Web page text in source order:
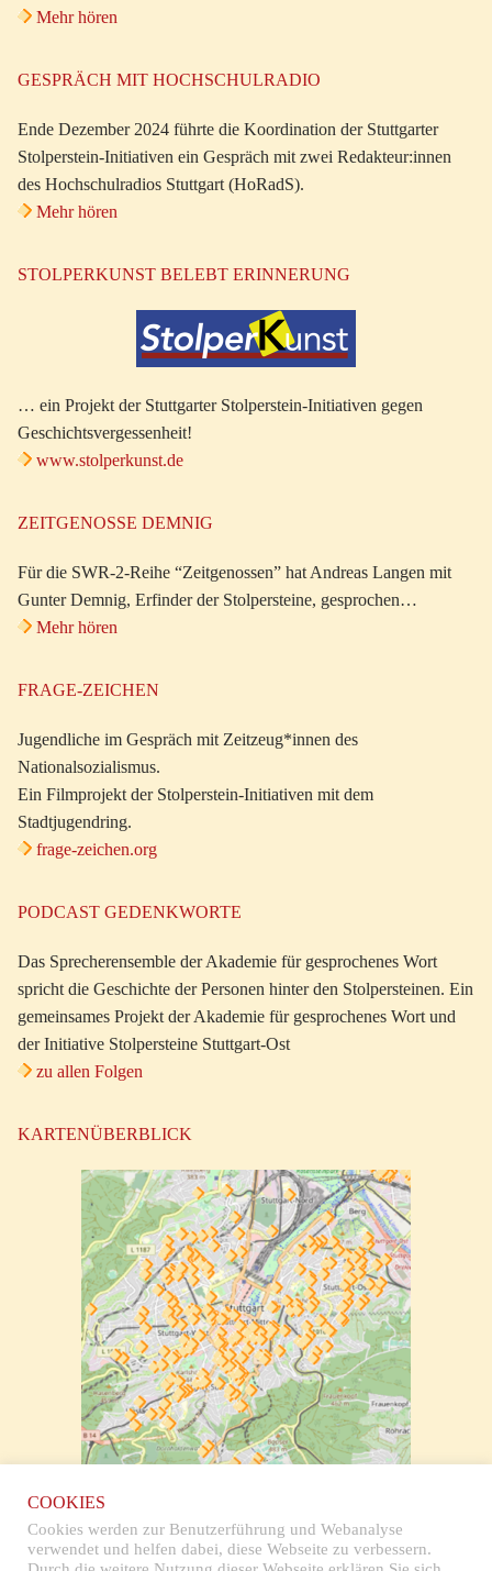
Mehr hören
GESPRÄCH MIT HOCHSCHULRADIO
Ende Dezember 2024 führte die Koordination der Stuttgarter
Stolperstein-Initiativen ein Gespräch mit zwei Redakteur:innen
des Hochschulradios Stuttgart (HoRadS).
Mehr hören
STOLPERKUNST BELEBT ERINNERUNG
… ein Projekt der Stuttgarter Stolperstein-Initiativen gegen
Geschichtsvergessenheit!
www.stolperkunst.de
ZEITGENOSSE DEMNIG
Für die SWR-2-Reihe “Zeitgenossen” hat Andreas Langen mit
Gunter Demnig, Erfinder der Stolpersteine, gesprochen…
Mehr hören
FRAGE-ZEICHEN
Jugendliche im Gespräch mit Zeitzeug*innen des
Nationalsozialismus.
Ein Filmprojekt der Stolperstein-Initiativen mit dem
Stadtjugendring.
frage-zeichen.org
PODCAST GEDENKWORTE
Das Sprecherensemble der Akademie für gesprochenes Wort
spricht die Geschichte der Personen hinter den Stolpersteinen. Ein
gemeinsames Projekt der Akademie für gesprochenes Wort und
der Initiative Stolpersteine Stuttgart-Ost
zu allen Folgen
KARTENÜBERBLICK
COOKIES
Cookies werden zur Benutzerführung und Webanalyse
verwendet und helfen dabei, diese Webseite zu verbessern.